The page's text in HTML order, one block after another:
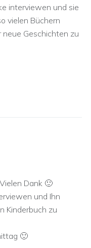
interviewen und sie
vielen Büchern
Geschichten zu
Dank 🙂
und Ihn
Kinderbuch zu
🙂